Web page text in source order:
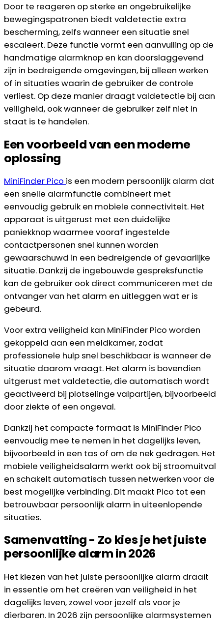
Door te reageren op sterke en ongebruikelijke
bewegingspatronen biedt valdetectie extra
bescherming, zelfs wanneer een situatie snel
escaleert. Deze functie vormt een aanvulling op de
handmatige alarmknop en kan doorslaggevend
zijn in bedreigende omgevingen, bij alleen werken
of in situaties waarin de gebruiker de controle
verliest. Op deze manier draagt valdetectie bij aan
veiligheid, ook wanneer de gebruiker zelf niet in
staat is te handelen.
Een voorbeeld van een moderne
oplossing
MiniFinder Pico is een modern persoonlijk alarm dat
een snelle alarmfunctie combineert met
eenvoudig gebruik en mobiele connectiviteit. Het
apparaat is uitgerust met een duidelijke
paniekknop waarmee vooraf ingestelde
contactpersonen snel kunnen worden
gewaarschuwd in een bedreigende of gevaarlijke
situatie. Dankzij de ingebouwde gespreksfunctie
kan de gebruiker ook direct communiceren met de
ontvanger van het alarm en uitleggen wat er is
gebeurd.
Voor extra veiligheid kan MiniFinder Pico worden
gekoppeld aan een meldkamer, zodat
professionele hulp snel beschikbaar is wanneer de
situatie daarom vraagt. Het alarm is bovendien
uitgerust met valdetectie, die automatisch wordt
geactiveerd bij plotselinge valpartijen, bijvoorbeeld
door ziekte of een ongeval.
Dankzij het compacte formaat is MiniFinder Pico
eenvoudig mee te nemen in het dagelijks leven,
bijvoorbeeld in een tas of om de nek gedragen. Het
mobiele veiligheidsalarm werkt ook bij stroomuitval
en schakelt automatisch tussen netwerken voor de
best mogelijke verbinding. Dit maakt Pico tot een
betrouwbaar persoonlijk alarm in uiteenlopende
situaties.
Samenvatting - Zo kies je het juiste
persoonlijke alarm in 2026
Het kiezen van het juiste persoonlijke alarm draait
in essentie om het creëren van veiligheid in het
dagelijks leven, zowel voor jezelf als voor je
dierbaren. In 2026 zijn persoonlijke alarmsystemen